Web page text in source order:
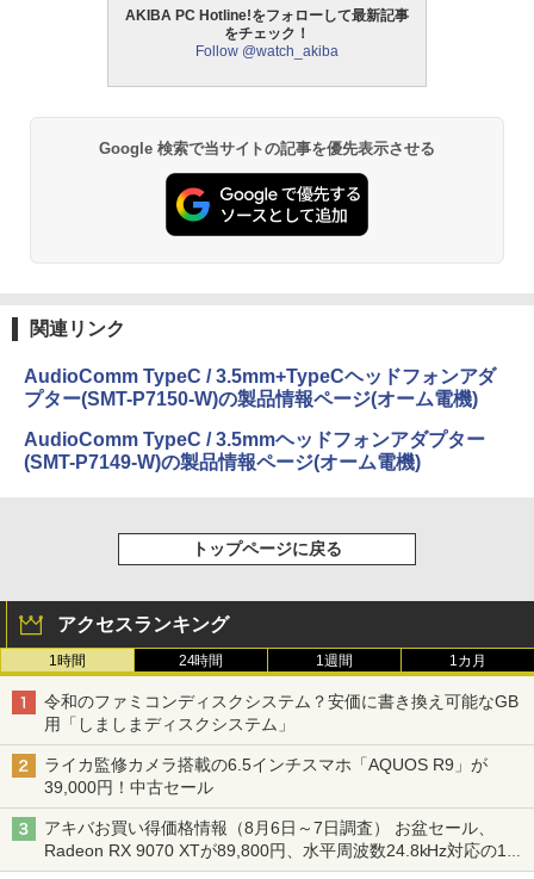
AKIBA PC Hotline!をフォローして最新記事
をチェック！
Follow @watch_akiba
Google 検索で当サイトの記事を優先表示させる
関連リンク
AudioComm TypeC / 3.5mm+TypeCヘッドフォンアダ
プター(SMT-P7150-W)の製品情報ページ(オーム電機)
AudioComm TypeC / 3.5mmヘッドフォンアダプター
(SMT-P7149-W)の製品情報ページ(オーム電機)
トップページに戻る
アクセスランキング
1時間 24時間 1週間 1カ月
令和のファミコンディスクシステム？安価に書き換え可能なGB
用「しましまディスクシステム」
ライカ監修カメラ搭載の6.5インチスマホ「AQUOS R9」が
39,000円！中古セール
アキバお買い得価格情報（8月6日～7日調査） お盆セール、
Radeon RX 9070 XTが89,800円、水平周波数24.8kHz対応の17
型モニターが9,801円、暑さ指数連動セール ほか